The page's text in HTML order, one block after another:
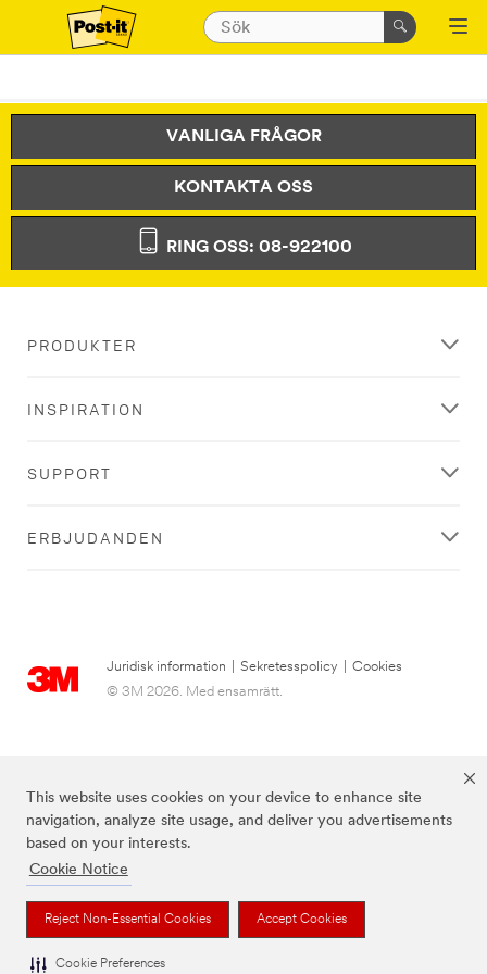
This website uses cookies on your device to enhance site
navigation, analyze site usage, and deliver you advertisements
based on your interests.
Cookie Notice
Reject Non-Essential Cookies Accept Cookies
Cookie Preferences
VANLIGA FRÅGOR
KONTAKTA OSS
RING OSS: 08-922100
PRODUKTER
INSPIRATION
SUPPORT
ERBJUDANDEN
Juridisk information Sekretesspolicy
Cookies
© 3M 2026. Med ensamrätt.
3M, Post-it® och färgen Canary Yellow™ är varumärken som tillhör 3M.